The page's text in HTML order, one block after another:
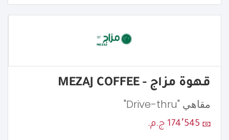
قهوة مزاج - MEZAJ COFFEE
مقاهي "Drive-thru"
174٬545 ج.م.